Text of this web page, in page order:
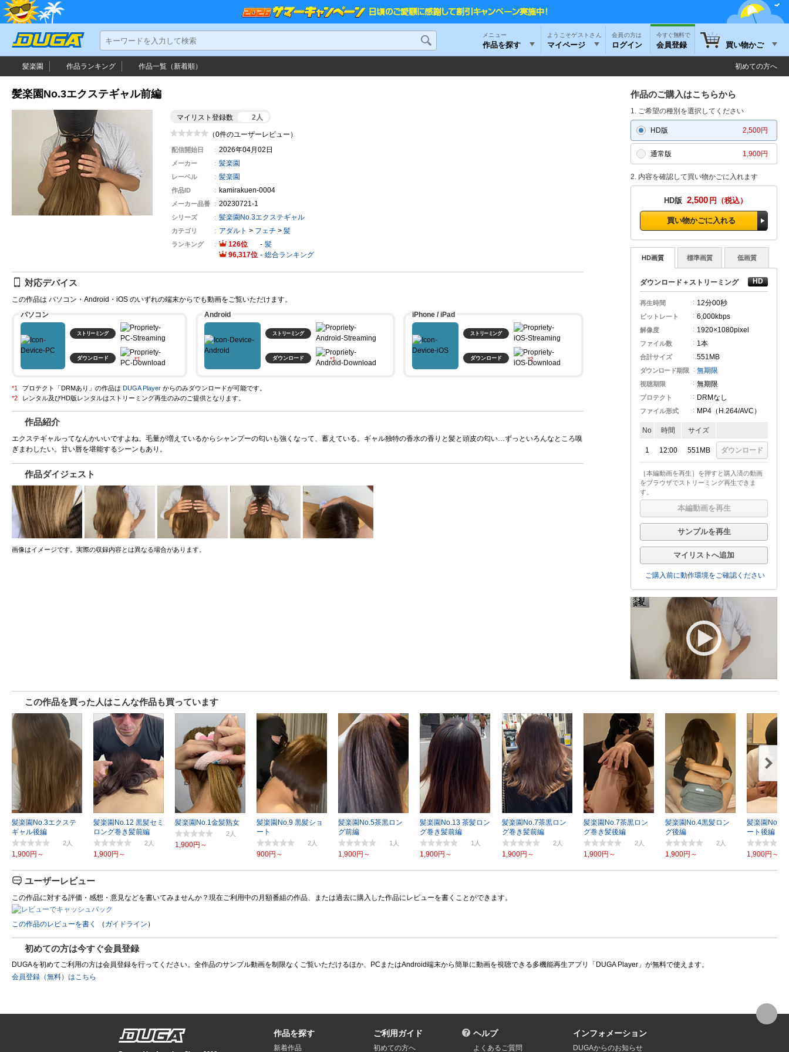
メニュー
作品を探す
ようこそゲストさん
マイページ ログイン
今すぐ無料で
会員登録 買い物かご
髪楽園 作品ランキング 作品一覧（新着順） 初めての方へ
髪楽園No.3エクステギャル前編
マイリスト登録数 2人
（0件のユーザーレビュー）
配信開始日 2026年04月02日
メーカー 髪楽園
レーベル 髪楽園
作品ID kamirakuen-0004
メーカー品番 20230721-1
シリーズ 髪楽園No.3エクステギャル
カテゴリ アダルト > フェチ > 髪
ランキング 126
髪
96,317
総合ランキング
対応デバイス
この作品は パソコン・Android・iOS のいずれの端末からでも動画をご覧いただけます。
パソコン
ストリーミング
ダウンロード
Android
ストリーミング
ダウンロード
iPhone / iPad
ストリーミング
ダウンロード
プロテクト「DRMあり」の作品は DUGA Player からのみダウンロードが可能です。
作品紹介
エクステギャルってなんかいいですよね。毛量が増えているからシャンプーの匂いも強くなって、蓄えている。ギャル独特の香水の香りと髪と頭皮の匂い…ずっといろんなところ嗅
ぎまわしたい。甘い唇を堪能するシーンもあり。
作品ダイジェスト
画像はイメージです。実際の収録内容とは異なる場合があります。
作品のご購入はこちらから
1. ご希望の種別を選択してください
HD版 2,500円
通常版 1,900円
2. 内容を確認して買い物かごに入れます
HD版 2,500 円
買い物かごに入れる
HD画質 標準画質 低画質
ダウンロード＋ストリーミング
再生時間 12分00秒
ビットレート 6,000kbps
解像度 1920×1080pixel
ファイル数 1本
合計サイズ 551MB
ダウンロード期限 無期限
視聴期限 無期限
プロテクト DRMなし
ファイル形式 MP4（H.264/AVC ）
No 時間 サイズ
1 12:00 551MB ダウンロード
［本編動画を再生］を押すと購入済の動画
をブラウザでストリーミング再生できま
す。
本編動画を再生
サンプルを再生
マイリストへ追加
ご購入前に動作環境をご確認ください
この作品を買った人はこんな作品も買っています
髪楽園No.3エクステ
ギャル後編
2
1,900円～
髪楽園No.12 黒髪セミ
ロング巻き髪前編
2
1,900円～
髪楽園No.1金髪熟女
2
1,900円～
髪楽園No.9 黒髪ショ
ート
2
900円～
髪楽園No.5茶黒ロン
グ前編
1
1,900円～
髪楽園No.13 茶髪ロン
グ巻き髪前編
1
1,900円～
髪楽園No.7茶黒ロン
グ巻き髪前編
2
1,900円～
髪楽園No.7茶黒ロン
グ巻き髪後編
2
1,900円～
髪楽園No.4黒髪ロン
グ後編
2
1,900円～
髪楽園No.10
ート後編
1,900円～
ユーザーレビュー
この作品に対する評価・感想・意見などを書いてみませんか？現在ご利用中の月額番組の作品、または過去に購入した作品にレビューを書くことができます。
この作品のレビューを書く （ ガイドライン ）
初めての方は今すぐ会員登録
DUGAを初めてご利用の方は会員登録を行ってください。全作品のサンプル動画を制限なくご覧いただけるほか、PCまたはAndroid端末から簡単に動画を視聴できる多機能再生アプリ「DUGA Player」が無料で使えます。
会員登録（無料）はこちら
作品を探す
新着作品
ご利用ガイド
初めての方へ
ヘルプ
よくあるご質問
インフォメーション
DUGAからのお知らせ